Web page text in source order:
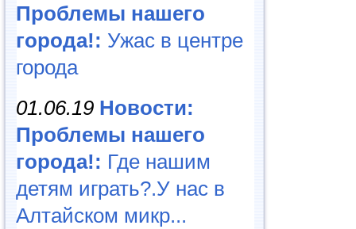
Проблемы нашего
города!: Ужас в центре
города
01.06.19 Новости:
Проблемы нашего
города!: Где нашим
детям играть?.У нас в
Алтайском микр...